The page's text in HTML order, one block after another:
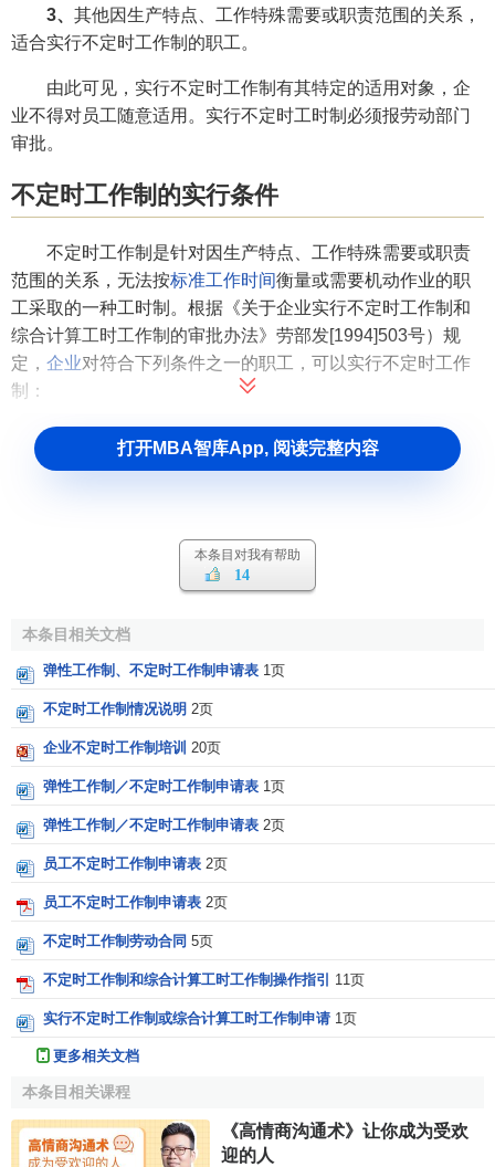
3、 其他因生产特点、工作特殊需要或职责范围的关系，
适合实行不定时工作制的职工。
由此可见，实行不定时工作制有其特定的适用对象，企
业不得对员工随意适用。实行不定时工时制必须报劳动部门
审批。
不定时工作制的实行条件
不定时工作制是针对因生产特点、工作特殊需要或职责
范围的关系，无法按标准工作时间衡量或需要机动作业的职
工采取的一种工时制。根据《关于企业实行不定时工作制和
综合计算工时工作制的审批办法》劳部发[1994]503号）规
定， 企业对符合下列条件之一的职工，可以实行不定时工作
制：
企业中的高级管理人员、外勤人员、推销人员、部分
值班人员和其他因工作无法按标准工作时间衡量的。
口、仓库的部分半年人员以及因工作性质特殊，需要机动作
行不定时工作制的职工。
打开MBA智库App, 阅读完整内容
本条目对我有帮助
14
本条目相关文档
弹性工作制、不定时工作制申请表 1页
不定时工作制情况说明 2页
企业不定时工作制培训 20页
弹性工作制／不定时工作制申请表 1页
弹性工作制／不定时工作制申请表 2页
员工不定时工作制申请表 2页
员工不定时工作制申请表 2页
不定时工作制劳动合同 5页
不定时工作制和综合计算工时工作制操作指引 11页
实行不定时工作制或综合计算工时工作制申请 1页
更多相关文档
本条目相关课程
《高情商沟通术》让你成为受欢
迎的人